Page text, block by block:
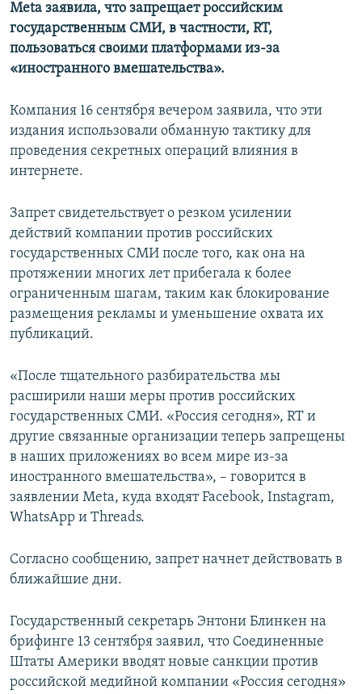
Meta заявила, что запрещает российским
государственным СМИ, в частности, RT,
пользоваться своими платформами из-за
«иностранного вмешательства».
Компания 16 сентября вечером заявила, что эти
издания использовали обманную тактику для
проведения секретных операций влияния в
интернете.
Запрет свидетельствует о резком усилении
действий компании против российских
государственных СМИ после того, как она на
протяжении многих лет прибегала к более
ограниченным шагам, таким как блокирование
размещения рекламы и уменьшение охвата их
публикаций.
«После тщательного разбирательства мы
расширили наши меры против российских
государственных СМИ. «Россия сегодня», RT и
другие связанные организации теперь запрещены
в наших приложениях во всем мире из-за
иностранного вмешательства», – говорится в
заявлении Meta, куда входят Facebook, Instagram,
WhatsApp и Threads.
Согласно сообщению, запрет начнет действовать в
ближайшие дни.
Государственный секретарь Энтони Блинкен на
брифинге 13 сентября заявил, что Соединенные
Штаты Америки вводят новые санкции против
российской медийной компании «Россия сегодня»